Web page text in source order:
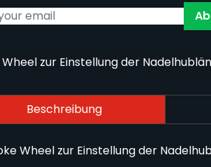
zur Einstellung der
Beschreibung
Wheel zur Einstellung der